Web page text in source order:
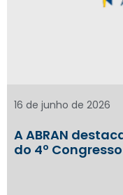
A ABRAN
do 4º
16 de junho de 2026